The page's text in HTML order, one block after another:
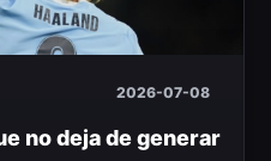
2026-07-08
no deja de generar